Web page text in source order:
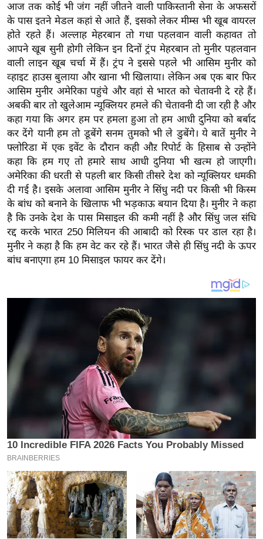
ष
ज्ञ
रा
य
ब
ज
ट
खे
ल
क्रि
के
ट
I
P
L
2
0
म
ई
पे
प
मि
सा
ल
बे
मि
सा
आज तक कोई भी जंग नहीं जीतने वाली पाकिस्तानी सेना के अफसरों
के पास इतने मेडल कहां से आते हैं, इसको लेकर मीम्स भी खूब वायरल
होते रहते हैं। अल्लाह मेहरबान तो गधा पहलवान वाली कहावत तो
आपने खूब सुनी होगी लेकिन इन दिनों ट्रंप मेहरबान तो मुनीर पहलवान
वाली लाइन खूब चर्चा में हैं। ट्रंप ने इससे पहले भी आसिम मुनीर को
व्हाइट हाउस बुलाया और खाना भी खिलाया। लेकिन अब एक बार फिर
आसिम मुनीर अमेरिका पहुंचे और वहां से भारत को चेतावनी दे रहे हैं।
अबकी बार तो खुलेआम न्यूक्लियर हमले की चेतावनी दी जा रही है और
कहा गया कि अगर हम पर हमला हुआ तो हम आधी दुनिया को बर्बाद
कर देंगे यानी हम तो डूबेंगे सनम तुमको भी ले डुबेंगे। ये बातें मुनीर ने
फ्लोरिडा में एक इवेंट के दौरान कही औऱ रिपोर्ट के हिसाब से उन्होंने
कहा कि हम गए तो हमारे साथ आधी दुनिया भी खत्म हो जाएगी।
अमेरिका की धरती से पहली बार किसी तीसरे देश को न्यूक्लियर धमकी
दी गई है। इसके अलावा आसिम मुनीर ने सिंधु नदी पर किसी भी किस्म
के बांध को बनाने के खिलाफ भी भड़काऊ बयान दिया है। मुनीर ने कहा
है कि उनके देश के पास मिसाइल की कमी नहीं है और सिंधु जल संधि
रद्द करके भारत 250 मिलियन की आबादी को रिस्क पर डाल रहा है।
मुनीर ने कहा है कि हम वेट कर रहे हैं। भारत जैसे ही सिंधु नदी के ऊपर
बांध बनाएगा हम 10 मिसाइल फायर कर देंगे।